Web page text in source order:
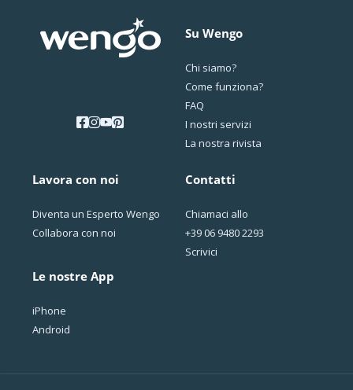
Su Wengo
Chi siamo?
Come funziona?
FAQ
I nostri servizi
La nostra rivista
Lavora con noi
Diventa un Esperto Wengo
Collabora con noi
Le nostre App
iPhone
Android
Contatti
Chiamaci allo
+39 06 9480 2293
Scrivici